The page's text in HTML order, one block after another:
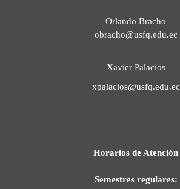
Orlando Bracho
obracho@usfq.edu.ec
Xavier Palacios
xpalacios@usfq.edu.ec
Horarios de Atención
Semestres regulares: